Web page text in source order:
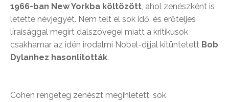
1966-ban New Yorkba költözött, ahol zenészként is
letette névjegyét. Nem telt el sok idő, és erőteljes
líraisággal megírt dalszövegei miatt a kritikusok
csakhamar az idén irodalmi Nobel-díjjal kitüntetett Bob
Dylanhez hasonlították.
Cohen rengeteg zenészt megihletett, sok